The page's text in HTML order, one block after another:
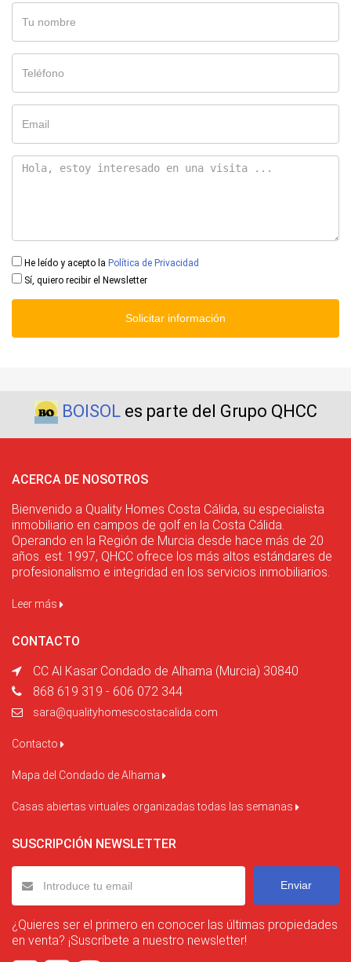
He leído y acepto la Política de Privacidad
Sí, quiero recibir el Newsletter
Solicitar información
BOISOLes parte del Grupo QHCC
ACERCA DE NOSOTROS
Bienvenido a Quality Homes Costa Cálida, su especialista
inmobiliario en campos de golf en la Costa Cálida.
Operando en la Región de Murcia desde hace más de 20
años. est. 1997, QHCC ofrece los más altos estándares de
profesionalismo e integridad en los servicios inmobiliarios.
Leer más
CONTACTO
CC Al Kasar Condado de Alhama (Murcia) 30840
868 619 319 - 606 072 344
sara@qualityhomescostacalida.com
Contacto
Mapa del Condado de Alhama
Casas abiertas virtuales organizadas todas las semanas
SUSCRIPCIÓN NEWSLETTER
Enviar
¿Quieres ser el primero en conocer las últimas propiedades
en venta? ¡Suscríbete a nuestro newsletter!